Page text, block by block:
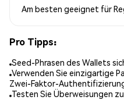
Am besten geeignet für
Pro Tipps:
Seed-Phrasen des Wallets
Verwenden Sie einzigartige
Zwei-Faktor-Authentifizierung
Testen Sie Überweisungen